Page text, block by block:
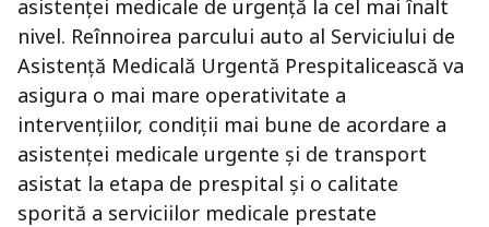
asistenţei medicale de urgenţă la cel mai înalt
nivel. Reînnoirea parcului auto al Serviciului de
Asistență Medicală Urgentă Prespitalicească va
asigura o mai mare operativitate a
intervențiilor, condiții mai bune de acordare a
asistenței medicale urgente și de transport
asistat la etapa de prespital și o calitate
sporită a serviciilor medicale prestate